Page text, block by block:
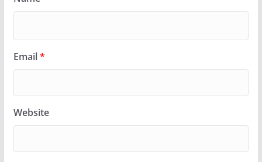
Email*
Website